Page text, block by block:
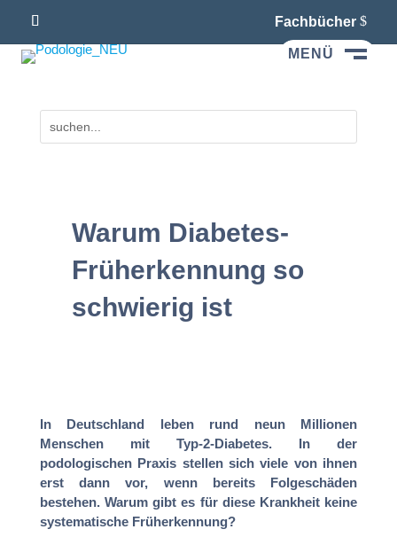
Fachbücher
MENÜ
Warum Diabetes-
Früherkennung so
schwierig ist
In Deutschland leben rund neun Millionen
Menschen mit Typ-2-Diabetes. In der
podologischen Praxis stellen sich viele von ihnen
erst dann vor, wenn bereits Folgeschäden
bestehen. Warum gibt es für diese Krankheit keine
systematische Früherkennung?